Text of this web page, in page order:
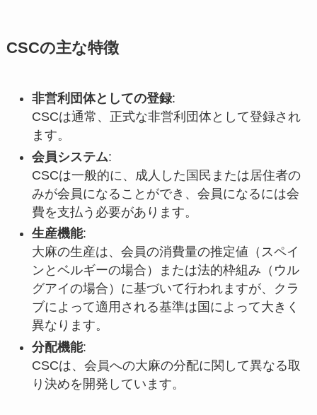
CSCの主な特徴
非営利団体としての登録:
CSCは通常、正式な非営利団体として登録され
ます。
会員システム:
CSCは一般的に、成人した国民または居住者の
みが会員になることができ、会員になるには会
費を支払う必要があります。
生産機能:
大麻の生産は、会員の消費量の推定値（スペイ
ンとベルギーの場合）または法的枠組み（ウル
グアイの場合）に基づいて行われますが、クラ
ブによって適用される基準は国によって大きく
異なります。
分配機能:
CSCは、会員への大麻の分配に関して異なる取
り決めを開発しています。